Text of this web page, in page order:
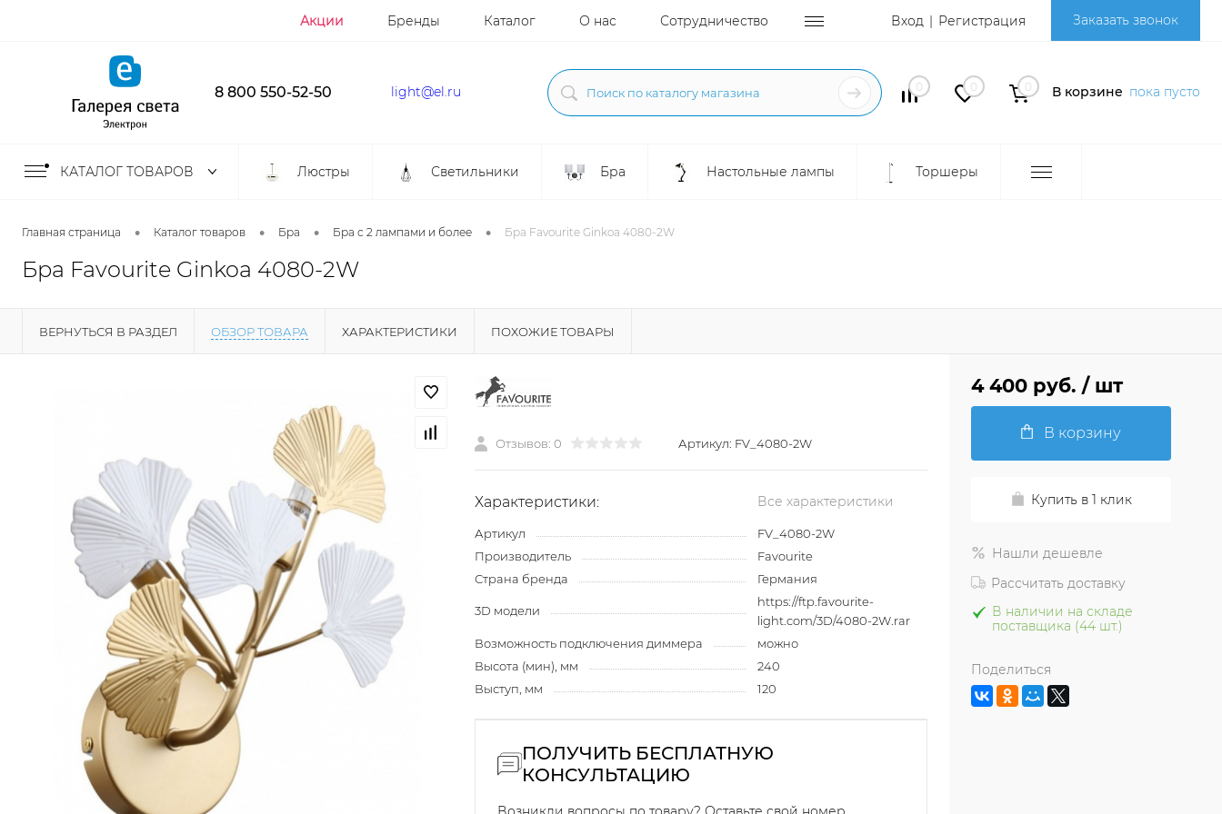
Акции Бренды Каталог О нас Сотрудничество Вход Регистрация Заказать звонок
8 800 550-52-50 light@el.ru 0 0 0 В корзине пока пусто
КАТАЛОГ ТОВАРОВ Люстры Светильники Бра Настольные лампы Торшеры
Главная страница • Каталог товаров • Бра • Бра с 2 лампами и более • Бра Favourite Ginkoa 4080-2W
Бра Favourite Ginkoa 4080-2W
ВЕРНУТЬСЯ В РАЗДЕЛ ОБЗОР ТОВАРА ХАРАКТЕРИСТИКИ ПОХОЖИЕ ТОВАРЫ
Отзывов: 0 Артикул: FV_4080-2W
Характеристики: Все характеристики
Артикул
FV_4080-2W
Производитель
Favourite
Страна бренда
Германия
3D модели
https://ftp.favourite-
light.com/3D/4080-2W.rar
Возможность подключения диммера
можно
Высота (мин), мм
240
Выступ, мм
120
ПОЛУЧИТЬ БЕСПЛАТНУЮ
КОНСУЛЬТАЦИЮ
4 400 руб. / шт
В корзину
Купить в 1 клик
Нашли дешевле
Рассчитать доставку
В наличии на складе
поставщика (44 шт.)
Поделиться